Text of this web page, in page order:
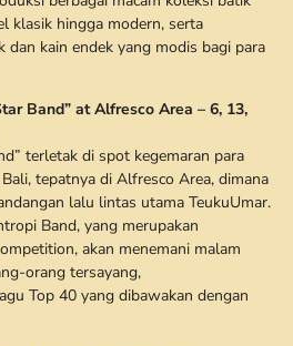
klasik hingga modern, serta
dan kain endek yang modis bagi para
Band” at Alfresco Area – 6, 13,
terletak di spot kegemaran para
tepatnya di Alfresco Area, dimana
lalu lintas utama TeukuUmar.
Band, yang merupakan
akan menemani malam
orang tersayang,
Top 40 yang dibawakan dengan